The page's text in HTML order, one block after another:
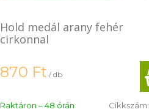
Hold medál arany fehér
cirkonnal
870 Ft / db
Raktáron – 48 órán
Cikkszám: